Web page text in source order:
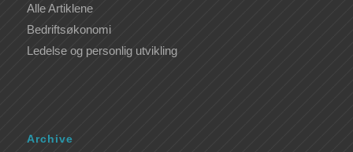
Alle Artiklene
Bedriftsøkonomi
Ledelse og personlig utvikling
Archive